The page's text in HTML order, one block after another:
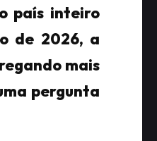
país inteiro
de 2026, a
mais
pergunta